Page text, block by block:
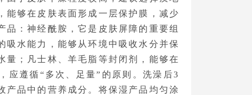
能够在皮肤表面形成一层保护膜，减少
：神经酰胺，它是皮肤屏障的重要组
吸水能力，能够从环境中吸收水分并保
量；凡士林、羊毛脂等封闭剂，能够在
应遵循“多次、足量”的原则。洗澡后3
产品中的营养成分。将保湿产品均匀涂